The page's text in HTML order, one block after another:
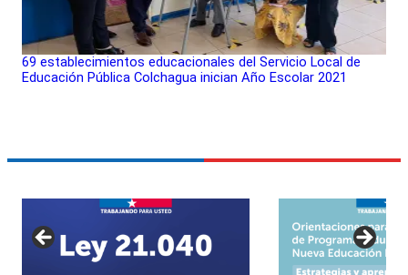
69 establecimientos educacionales del Servicio Local de
Educación Pública Colchagua inician Año Escolar 2021